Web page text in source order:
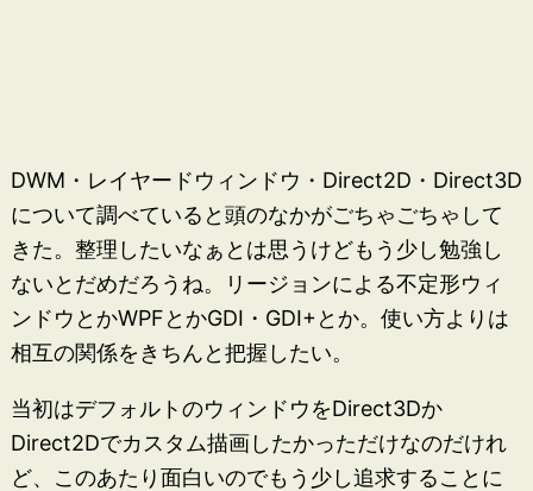
DWM・レイヤードウィンドウ・Direct2D・Direct3D
について調べていると頭のなかがごちゃごちゃして
きた。整理したいなぁとは思うけどもう少し勉強し
ないとだめだろうね。リージョンによる不定形ウィ
ンドウとかWPFとかGDI・GDI+とか。使い方よりは
相互の関係をきちんと把握したい。
当初はデフォルトのウィンドウをDirect3Dか
Direct2Dでカスタム描画したかっただけなのだけれ
ど、このあたり面白いのでもう少し追求することに